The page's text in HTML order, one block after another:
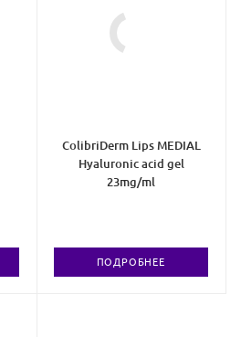
ColibriDerm Lips MEDIAL
Hyaluronic acid gel
23mg/ml
ПОДРОБНЕЕ